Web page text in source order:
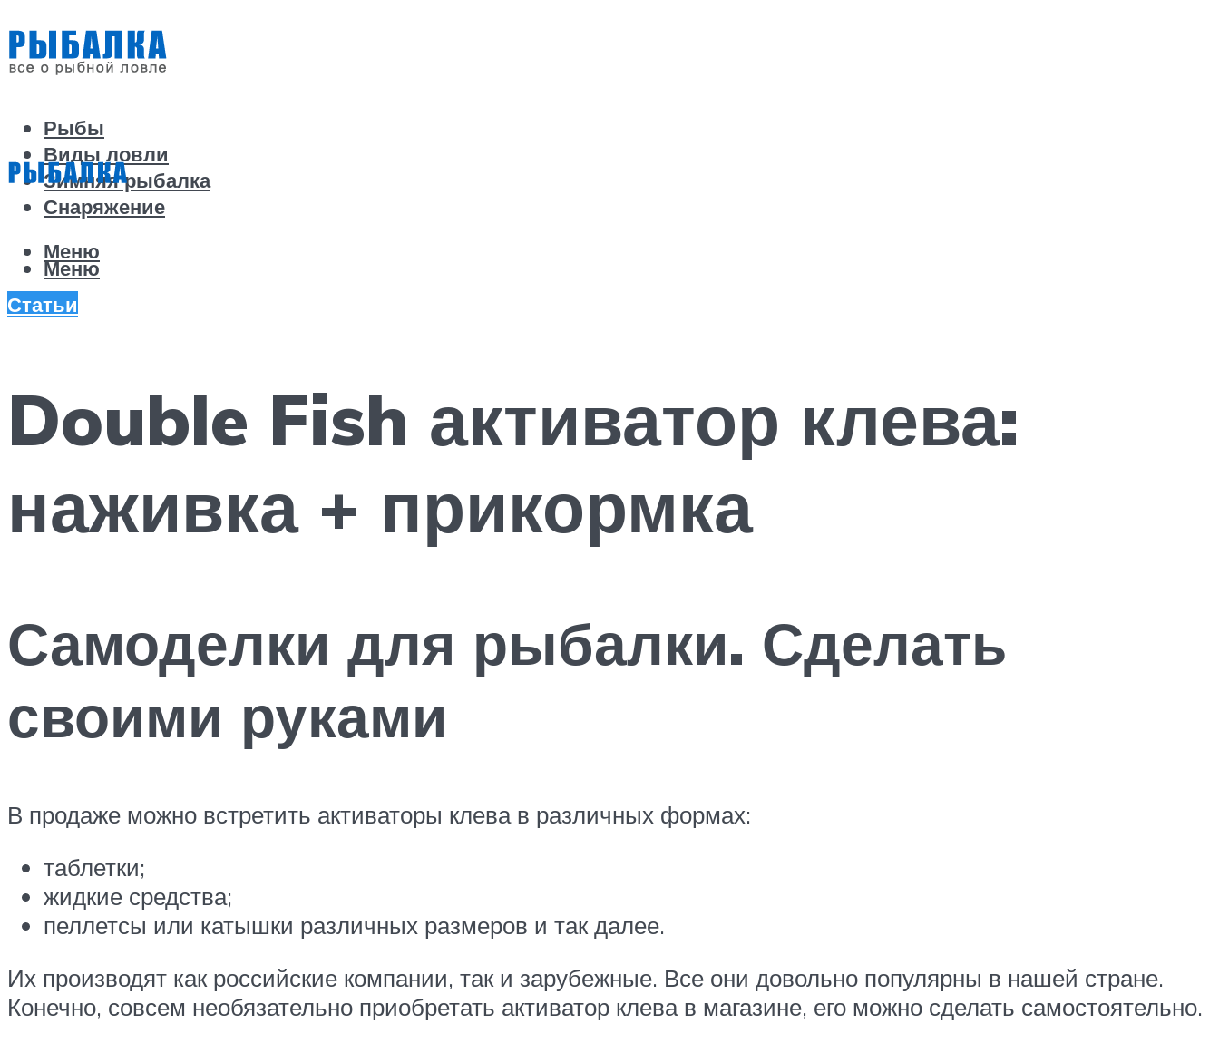
Рыбы
Виды ловли
Зимняя рыбалка
Снаряжение
Меню
Меню
Статьи
Double Fish активатор клева:
наживка + прикормка
Самоделки для рыбалки. Сделать
своими руками
В продаже можно встретить активаторы клева в различных формах:
таблетки;
жидкие средства;
пеллетсы или катышки различных размеров и так далее.
Их производят как российские компании, так и зарубежные. Все они довольно популярны в нашей стране.
Конечно, совсем необязательно приобретать активатор клева в магазине, его можно сделать самостоятельно.